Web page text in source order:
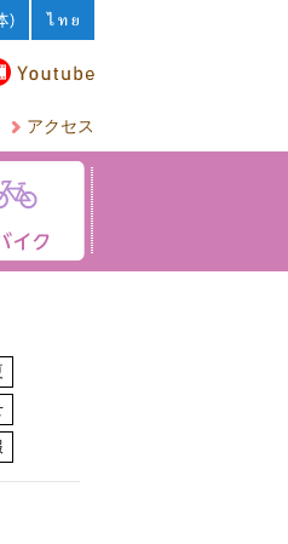
アクセス